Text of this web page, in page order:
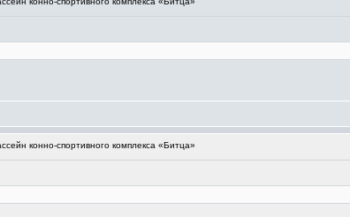
конно-спортивного комплекса «Битца»